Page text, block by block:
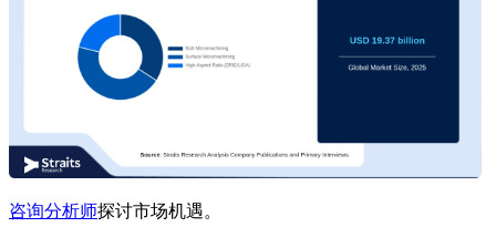
咨询分析师探讨市场机遇。